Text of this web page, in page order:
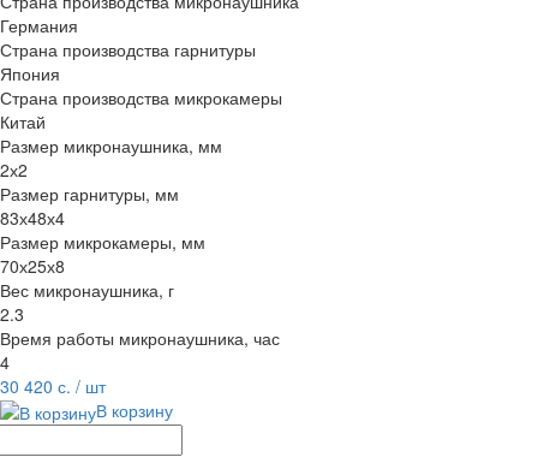
Германия
Страна производства гарнитуры
Япония
Страна производства микрокамеры
Китай
Размер микронаушника, мм
2х2
Размер гарнитуры, мм
83х48х4
Размер микрокамеры, мм
70х25х8
Вес микронаушника, г
2.3
Время работы микронаушника, час
4
30 420 с. / шт
В корзину